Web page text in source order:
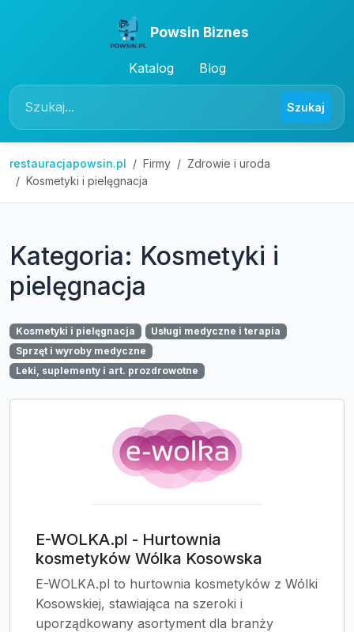
Powsin Biznes
Katalog Blog
Szukaj
restauracjapowsin.pl Firmy
Zdrowie i uroda
Kosmetyki i pielęgnacja
Kategoria: Kosmetyki i
pielęgnacja
Kosmetyki i pielęgnacja
Usługi medyczne i terapia
Sprzęt i wyroby medyczne
Leki, suplementy i art. prozdrowotne
E-WOLKA.pl - Hurtownia
kosmetyków Wólka Kosowska
E-WOLKA.pl to hurtownia kosmetyków z Wólki
Kosowskiej, stawiająca na szeroki i
uporządkowany asortyment dla branży